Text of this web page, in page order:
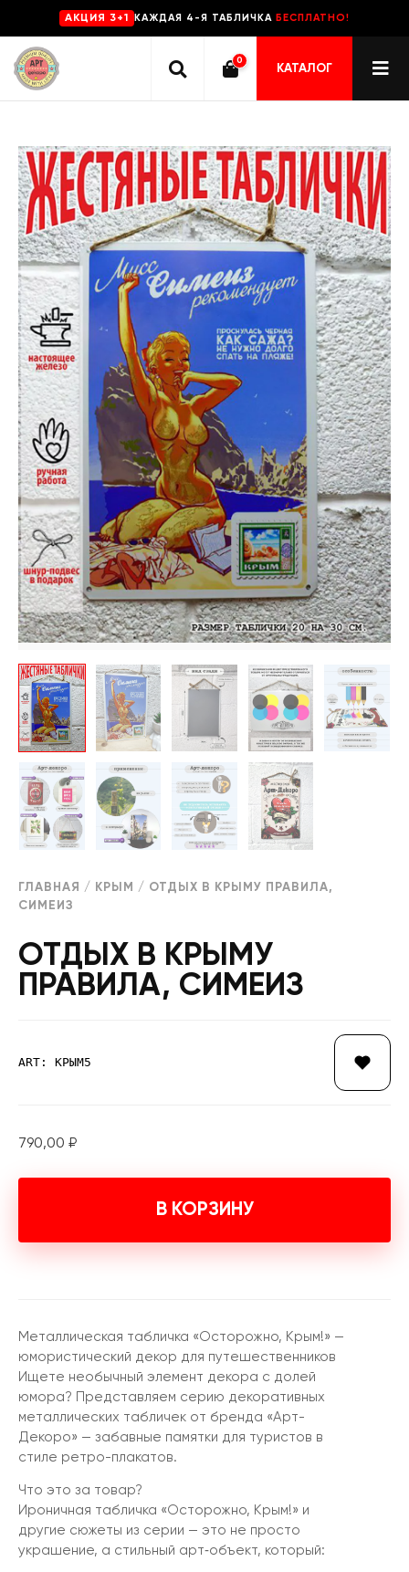
AKЦИЯ 3+1 КАЖДАЯ 4-Я ТАБЛИЧКА БЕСПЛАТНО!
0
КАТАЛОГ
ГЛАВНАЯ / КРЫМ / ОТДЫХ В КРЫМУ ПРАВИЛА,
СИМЕИЗ
ОТДЫХ В КРЫМУ
ПРАВИЛА, СИМЕИЗ
ART: КРЫМ5
790,00 ₽
В КОРЗИНУ
Металлическая табличка «Осторожно, Крым!» —
юмористический декор для путешественников
Ищете необычный элемент декора с долей
юмора? Представляем серию декоративных
металлических табличек от бренда «Арт-
Декоро» — забавные памятки для туристов в
стиле ретро-плакатов.
Что это за товар?
Ироничная табличка «Осторожно, Крым!» и
другие сюжеты из серии — это не просто
украшение, а стильный арт‑объект, который: